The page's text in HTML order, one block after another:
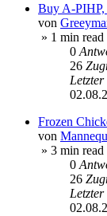
Buy A-PIHP,
von
» 1 min read
0
26
Frozen
von
» 3 min read
0
26